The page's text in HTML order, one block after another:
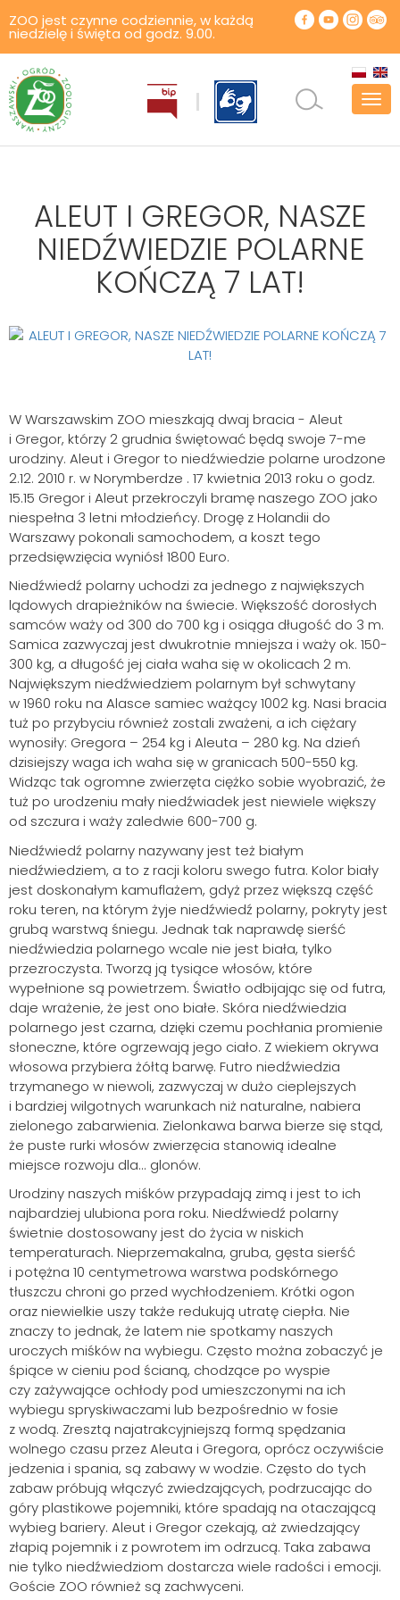
ZOO jest czynne codziennie, w każdą
niedzielę i święta od godz. 9.00.
ALEUT I GREGOR, NASZE
NIEDŹWIEDZIE POLARNE
KOŃCZĄ 7 LAT!
W Warszawskim ZOO mieszkają dwaj bracia - Aleut
i Gregor, którzy 2 grudnia świętować będą swoje 7-me
urodziny. Aleut i Gregor to niedźwiedzie polarne urodzone
2.12. 2010 r. w Norymberdze . 17 kwietnia 2013 roku o godz.
15.15 Gregor i Aleut przekroczyli bramę naszego ZOO jako
niespełna 3 letni młodzieńcy. Drogę z Holandii do
Warszawy pokonali samochodem, a koszt tego
przedsięwzięcia wyniósł 1800 Euro.
Niedźwiedź polarny uchodzi za jednego z największych
lądowych drapieżników na świecie. Większość dorosłych
samców waży od 300 do 700 kg i osiąga długość do 3 m.
Samica zazwyczaj jest dwukrotnie mniejsza i waży ok. 150-
300 kg, a długość jej ciała waha się w okolicach 2 m.
Największym niedźwiedziem polarnym był schwytany
w 1960 roku na Alasce samiec ważący 1002 kg. Nasi bracia
tuż po przybyciu również zostali zważeni, a ich ciężary
wynosiły: Gregora – 254 kg i Aleuta – 280 kg. Na dzień
dzisiejszy waga ich waha się w granicach 500-550 kg.
Widząc tak ogromne zwierzęta ciężko sobie wyobrazić, że
tuż po urodzeniu mały niedźwiadek jest niewiele większy
od szczura i waży zaledwie 600-700 g.
Niedźwiedź polarny nazywany jest też białym
niedźwiedziem, a to z racji koloru swego futra. Kolor biały
jest doskonałym kamuflażem, gdyż przez większą część
roku teren, na którym żyje niedźwiedź polarny, pokryty jest
grubą warstwą śniegu. Jednak tak naprawdę sierść
niedźwiedzia polarnego wcale nie jest biała, tylko
przezroczysta. Tworzą ją tysiące włosów, które
wypełnione są powietrzem. Światło odbijając się od futra,
daje wrażenie, że jest ono białe. Skóra niedźwiedzia
polarnego jest czarna, dzięki czemu pochłania promienie
słoneczne, które ogrzewają jego ciało. Z wiekiem okrywa
włosowa przybiera żółtą barwę. Futro niedźwiedzia
trzymanego w niewoli, zazwyczaj w dużo cieplejszych
i bardziej wilgotnych warunkach niż naturalne, nabiera
zielonego zabarwienia. Zielonkawa barwa bierze się stąd,
że puste rurki włosów zwierzęcia stanowią idealne
miejsce rozwoju dla... glonów.
Urodziny naszych miśków przypadają zimą i jest to ich
najbardziej ulubiona pora roku. Niedźwiedź polarny
świetnie dostosowany jest do życia w niskich
temperaturach. Nieprzemakalna, gruba, gęsta sierść
i potężna 10 centymetrowa warstwa podskórnego
tłuszczu chroni go przed wychłodzeniem. Krótki ogon
oraz niewielkie uszy także redukują utratę ciepła. Nie
znaczy to jednak, że latem nie spotkamy naszych
uroczych miśków na wybiegu. Często można zobaczyć je
śpiące w cieniu pod ścianą, chodzące po wyspie
czy zażywające ochłody pod umieszczonymi na ich
wybiegu spryskiwaczami lub bezpośrednio w fosie
z wodą. Zresztą najatrakcyjniejszą formą spędzania
wolnego czasu przez Aleuta i Gregora, oprócz oczywiście
jedzenia i spania, są zabawy w wodzie. Często do tych
zabaw próbują włączyć zwiedzających, podrzucając do
góry plastikowe pojemniki, które spadają na otaczającą
wybieg bariery. Aleut i Gregor czekają, aż zwiedzający
złapią pojemnik i z powrotem im odrzucą. Taka zabawa
nie tylko niedźwiedziom dostarcza wiele radości i emocji.
Goście ZOO również są zachwyceni.